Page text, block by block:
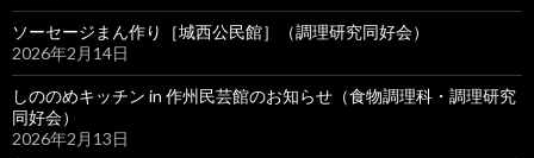
ソーセージまん作り［城西公民館］（調理研究同好会）
2026年2月14日
しののめキッチン in 作州民芸館のお知らせ（食物調理科・調理研究
同好会）
2026年2月13日